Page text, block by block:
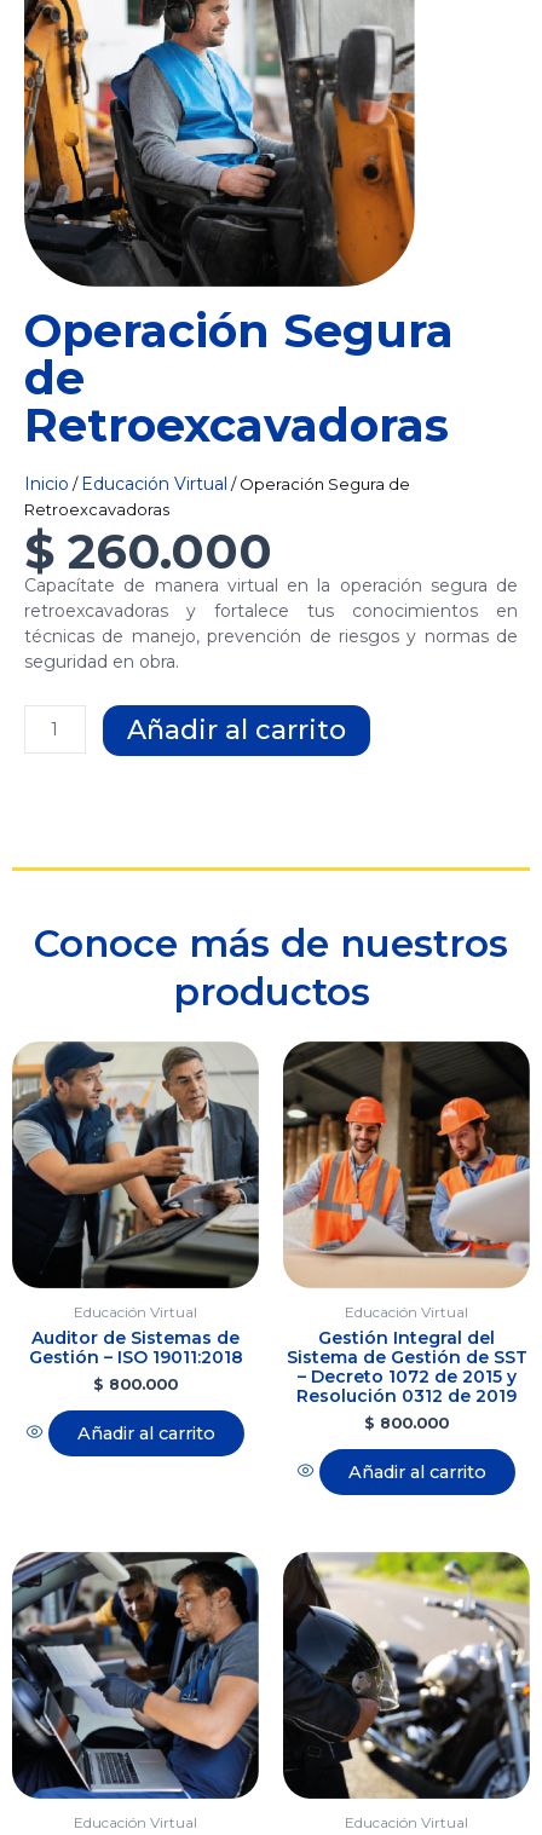
Operación Segura
de
Retroexcavadoras
Inicio / Educación Virtual / Operación Segura de
Retroexcavadoras
$ 260.000
Capacítate de manera virtual en la operación segura de
retroexcavadoras y fortalece tus conocimientos en
técnicas de manejo, prevención de riesgos y normas de
seguridad en obra.
Segura
Añadir al carrito
Conoce más de nuestros
productos
Educación Virtual
Auditor de Sistemas de
Gestión – ISO 19011:2018
$ 800.000
Añadir al carrito
Educación Virtual
Gestión Integral del
Sistema de Gestión de SST
– Decreto 1072 de 2015 y
Resolución 0312 de 2019
$ 800.000
Añadir al carrito
Educación Virtual Educación Virtual